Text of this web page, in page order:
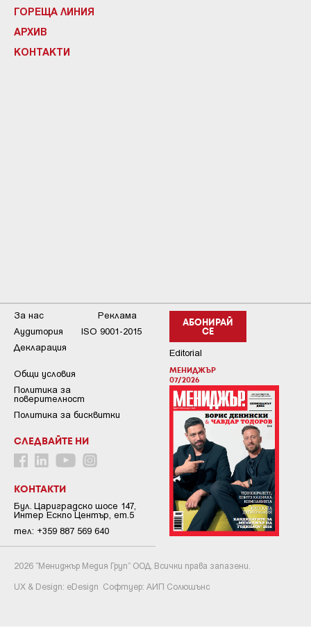
ГОРЕЩА ЛИНИЯ
АРХИВ
КОНТАКТИ
АБОНИРАЙ
СЕ
Editorial
МЕНИДЖЪР
07/2026
За нас
Реклама
Аудитория
ISO 9001-2015
Декларация
Общи условия
Пoлитикa зa
пoвepитeлнocт
Политика за бисквитки
СЛЕДВАЙТЕ НИ
КОНТАКТИ
Бул. Цариградско шосе 147,
Интер Ескпо Център, ет.5
тел: +359 887 569 640
2026 “Мениджър Медия Груп” ООД. Всички права запазени.
UX & Design: eDesign Софтуер: АИП Солюшънс